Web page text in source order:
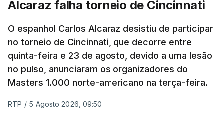
Por opção técnica, também os extremos Tiago
Gouveia e Bruma falharam o treino dos
‘encarnados’, uma vez que não entram nas contas
da equipa técnica liderada por Marco Silva e
mercado de verão.
Alcaraz falha torneio de Cincinnati
O espanhol Carlos Alcaraz desistiu de participar
no torneio de Cincinnati, que decorre entre
quinta-feira e 23 de agosto, devido a uma lesão
no pulso, anunciaram os organizadores do
Masters 1.000 norte-americano na terça-feira.
RTP / 5 Agosto 2026, 09:50